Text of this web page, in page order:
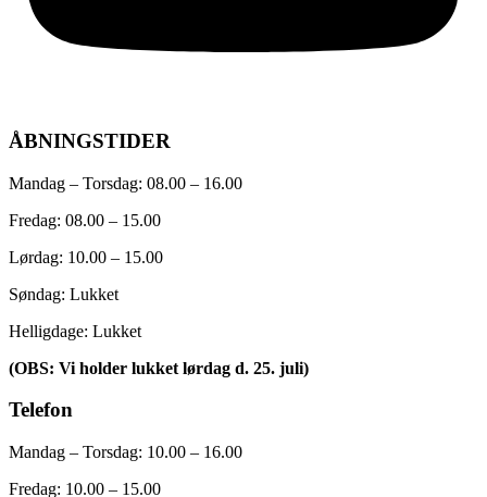
ÅBNINGSTIDER
Mandag – Torsdag: 08.00 – 16.00
Fredag: 08.00 – 15.00
Lørdag: 10.00 – 15.00
Søndag: Lukket
Helligdage: Lukket
(OBS: Vi holder lukket lørdag d. 25. juli)
Telefon
Mandag – Torsdag: 10.00 – 16.00
Fredag: 10.00 – 15.00